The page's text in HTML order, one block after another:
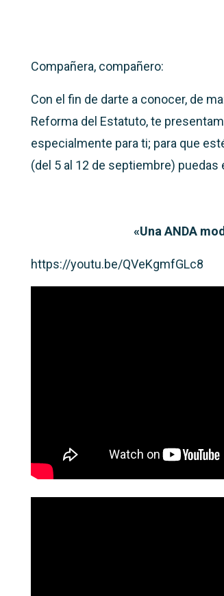
Compañera, compañero:
Con el fin de darte a conocer, de
Reforma del Estatuto, te
especialmente para ti; para que
(del 5 al 12 de septiembre)
«Una ANDA
https://youtu.be/QVeKgmfGLc8